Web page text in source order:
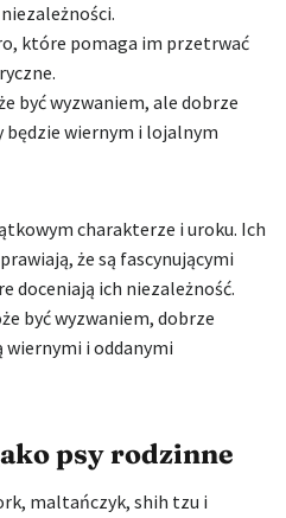
które pomaga im przetrwać
być wyzwaniem, ale dobrze
będzie wiernym i lojalnym
charakterze i uroku. Ich
że są fascynującymi
doceniają ich niezależność.
być wyzwaniem, dobrze
wiernymi i oddanymi
psy rodzinne
maltańczyk, shih tzu i